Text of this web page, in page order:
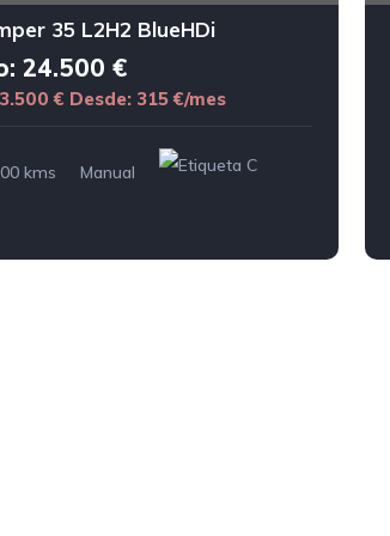
35 L2H2 BlueHDi
24.500 €
€ Desde: 315 €/mes
kms Manual